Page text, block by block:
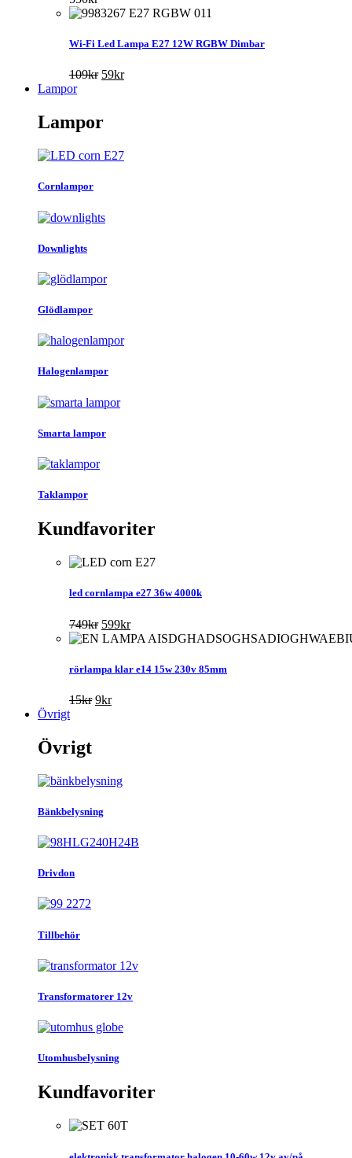
Wi-Fi Led Lampa E27 12W RGBW Dimbar
109kr Det
var:
109kr.
59krDet
Lampor
Lampor
Cornlampor
Downlights
Glödlampor
Halogenlampor
Smarta lampor
Taklampor
Kundfavoriter
led cornlampa e27 36w 4000k
749kr Det
ursprungliga
var:
599krDet
nuvarande
är:
rörlampa klar e14 15w 230v 85mm
15kr Det
9krDet
Övrigt
Övrigt
Bänkbelysning
Drivdon
Tillbehör
Transformatorer 12v
Utomhusbelysning
Kundfavoriter